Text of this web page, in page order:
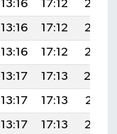
13:16 17:12
20:38
13:16 17:12
20:38
13:16 17:12
20:39
13:17 17:13
20:40
13:17 17:13
20:41
13:17 17:13
20:42